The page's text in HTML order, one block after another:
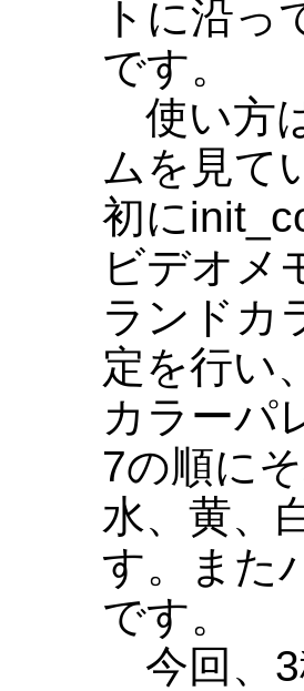
トに沿っ
です。
使い方
ムを見て
初に
ビデオメ
ランドカ
定を行い
カラーパ
7の順に
水、黄、
す。また
です。
今回、3